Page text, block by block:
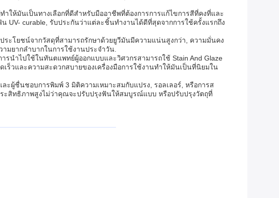
ห้มันเป็นทางเลือกที่ดีสําหรับมืออาชีพที่ต้องการการแก้ไขการสีที่คงที่และ
curable, รับประกันว่าแต่ละชิ้นทํางานได้ดีที่สุดจากการใช้ครั้งแรกถึง
ะโยชน์จากวัสดุที่สามารถรักษาด้วยยูวีมันมีความแน่นสูงกว่า, ความมั่นคง
มยากลําบากในการใช้งานประจําวัน.
นําไปใช้ในทันตแพทย์ผู้ออกแบบและวิศวกรสามารถใช้ Stain And Glaze
ร็วและความสะดวกสบายของเครื่องมือการใช้งานทําให้มันเป็นที่นิยมใน
ะผู้ชื่นชอบการพิมพ์ 3 มิติความเหมาะสมกับแปรง, รอลเลอร์, หรือการส
ระสิทธิภาพสูงไม่ว่าคุณจะปรับปรุงฟันให้สมบูรณ์แบบ หรือปรับปรุงวัตถุที่